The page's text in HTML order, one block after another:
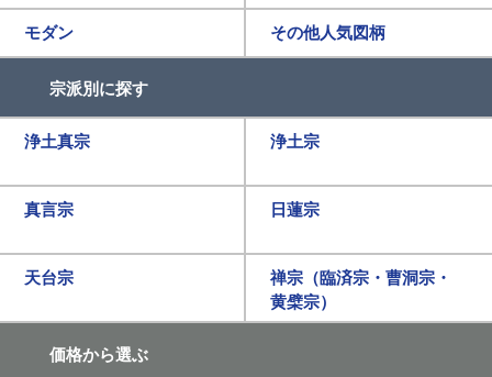
モダン その他人気図柄
宗派別に探す
浄土真宗 浄土宗
真言宗 日蓮宗
天台宗
禅宗（臨済宗・曹洞宗・
黄檗宗）
価格から選ぶ